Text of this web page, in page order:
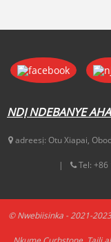
NDỊ NDEBANYE AHA
adreesị: Otu Xiapai,
Tel: +86
© Nwebiisinka - 2021-